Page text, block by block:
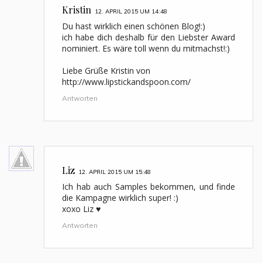
Kristin 12. APRIL 2015 UM 14:48
Du hast wirklich einen schönen Blog!:)
ich habe dich deshalb für den Liebster Award
nominiert. Es wäre toll wenn du mitmachst!:)
Liebe Grüße Kristin von
http://www.lipstickandspoon.com/
Antworten
Liz 12. APRIL 2015 UM 15:48
Ich hab auch Samples bekommen, und finde
die Kampagne wirklich super! :)
xoxo Liz ♥
Antworten